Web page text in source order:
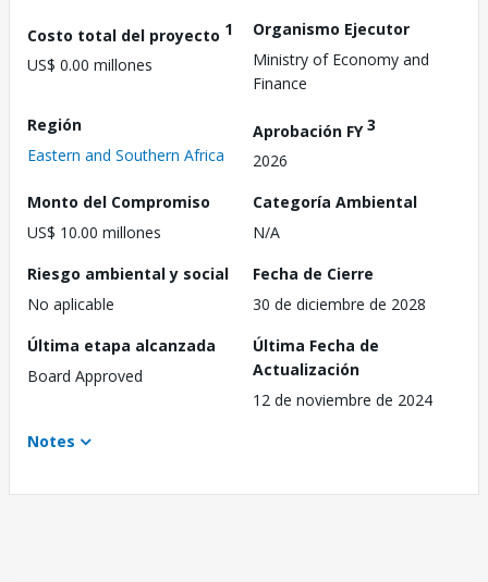
Costo total del proyecto 1
US$ 0.00 millones
Organismo Ejecutor
Ministry of Economy and
Finance
Región
Eastern and Southern Africa
Aprobación FY3
2026
Monto del Compromiso
US$ 10.00 millones
Categoría Ambiental
N/A
Riesgo ambiental y social
No aplicable
Fecha de Cierre
30 de diciembre de 2028
Última etapa alcanzada
Board Approved
Última Fecha de
Actualización
12 de noviembre de 2024
Notes